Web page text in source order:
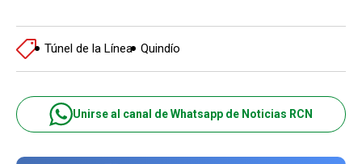
Túnel de la Línea Quindío
Unirse al canal de Whatsapp de Noticias RCN